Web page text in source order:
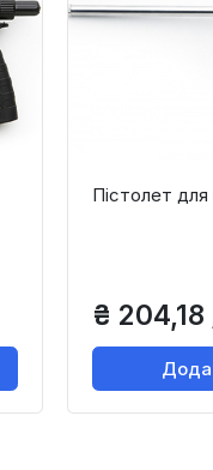
Пістолет для
₴ 204,18